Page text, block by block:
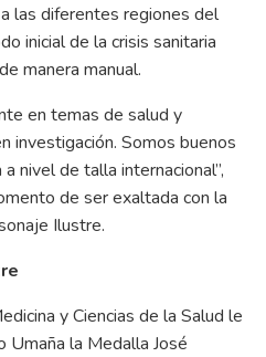
las diferentes regiones del
inicial de la crisis sanitaria
manera manual.
en temas de salud y
investigación. Somos buenos
nivel de talla internacional”,
de ser exaltada con la
Ilustre.
y Ciencias de la Salud le
Umaña la Medalla José